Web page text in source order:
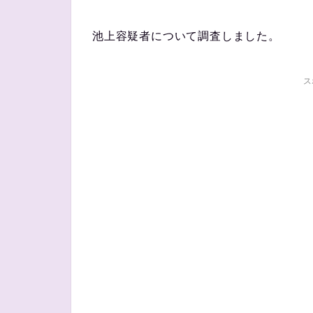
池上容疑者について調査しました。